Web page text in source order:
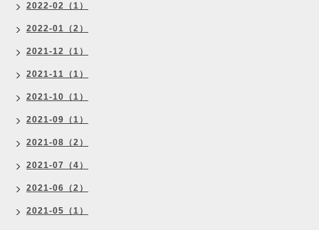
2022-02（1）
2022-01（2）
2021-12（1）
2021-11（1）
2021-10（1）
2021-09（1）
2021-08（2）
2021-07（4）
2021-06（2）
2021-05（1）